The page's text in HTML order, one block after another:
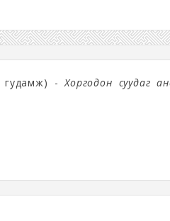
гудамж) -Хоргодон суудаг